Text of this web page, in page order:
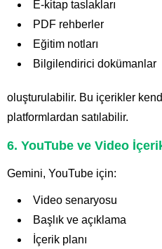
E-kitap taslakları
PDF rehberler
Eğitim notları
Bilgilendirici dokümanlar
oluşturulabilir. Bu içerikler
platformlardan satılabilir.
6. YouTube ve Video
Gemini, YouTube için:
Video senaryosu
Başlık ve açıklama
İçerik planı